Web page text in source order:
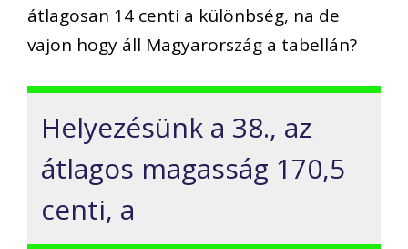
átlagosan 14 centi a különbség, na de
vajon hogy áll Magyarország a tabellán?
Helyezésünk a 38., az
átlagos magasság 170,5
centi, a